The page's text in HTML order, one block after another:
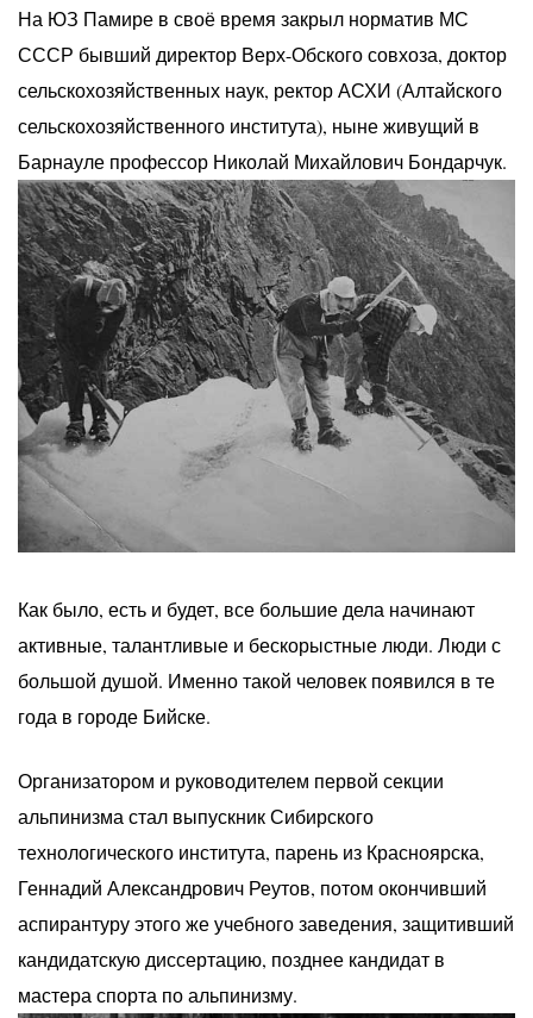
На ЮЗ Памире в своё время закрыл норматив МС
СССР бывший директор Верх-Обского совхоза, доктор
сельскохозяйственных наук, ректор АСХИ (Алтайского
сельскохозяйственного института), ныне живущий в
Барнауле профессор Николай Михайлович Бондарчук.
Как было, есть и будет, все большие дела начинают
активные, талантливые и бескорыстные люди. Люди с
большой душой. Именно такой человек появился в те
года в городе Бийске.
Организатором и руководителем первой секции
альпинизма стал выпускник Сибирского
технологического института, парень из Красноярска,
Геннадий Александрович Реутов, потом окончивший
аспирантуру этого же учебного заведения, защитивший
кандидатскую диссертацию, позднее кандидат в
мастера спорта по альпинизму.